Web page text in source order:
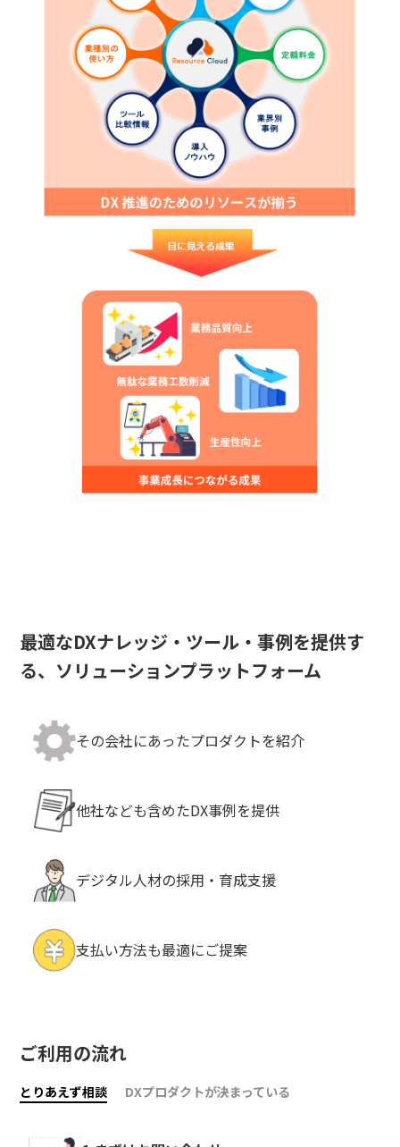
最適なDXナレッジ・ツール・事例を提供す
る、ソリューションプラットフォーム
その会社にあったプロダクトを紹介
他社なども含めたDX事例を提供
デジタル人材の採用・育成支援
支払い方法も最適にご提案
ご利用の流れ
とりあえず相談 DXプロダクトが決まっている